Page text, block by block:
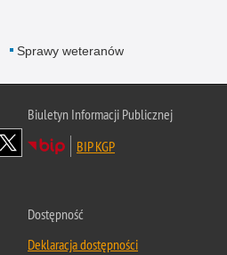
Sprawy weteranów
Biuletyn Informacji Publicznej
BIP KGP
Dostępność
Deklaracja dostępności